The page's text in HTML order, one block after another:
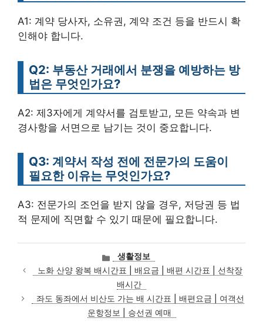
A1: 계약 당사자, 소유권, 계약 조건 등을 반드시 확
인해야 합니다.
Q2: 부동산 거래에서 분쟁을 예방하는 방
법은 무엇인가요?
A2: 제3자에게 계약서를 검토받고, 모든 약속과 변
경사항을 서면으로 남기는 것이 중요합니다.
Q3: 계약서 작성 전에 전문가의 도움이
필요한 이유는 무엇인가요?
A3: 전문가의 조언을 받지 않을 경우, 저당권 등 법
적 문제에 직면할 수 있기 때문에 필요합니다.
카
테
고
리
생활정보
노화 산양 왕복 배시간표 | 배요금 | 배편 시간표 | 선착장
배시간
좌도 동좌에서 비산도 가는 배 시간표 | 배편요금 | 여객선
운항정보 | 승선권 예매